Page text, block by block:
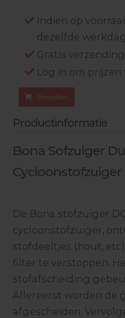
Indien op
dezelfde
Gratis
Log in om prijzen
Bestellen
Productinformatie
Bona Sofzuiger
Cycloonstofzuiger
De Bona stofzuiger
cycloonstofzuiger,
stofdeeltjes (hout,
filter te verstoppen.
stofafscheiding
Allereerst worden de
afgescheiden.